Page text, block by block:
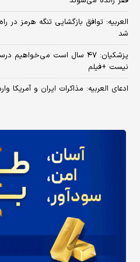
شد
پزشکیان: ۴۷ سال است
نیست +فیلم
ادعای العربیه: مذاکرات ایران و